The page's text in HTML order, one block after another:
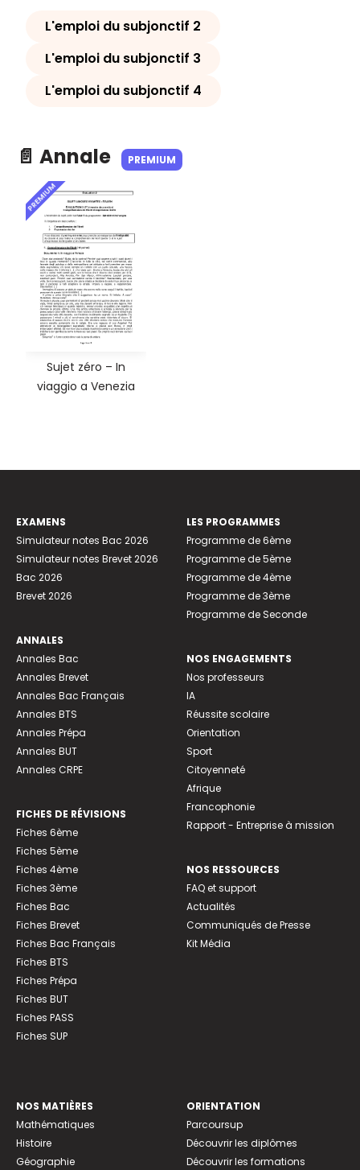
L'emploi du subjonctif 2
L'emploi du subjonctif 3
L'emploi du subjonctif 4
📄 Annale PREMIUM
PREMIUM
Sujet zéro – In
viaggio a Venezia
EXAMENS
Simulateur notes Bac 2026
Simulateur notes Brevet 2026
Bac 2026
Brevet 2026
ANNALES
Annales Bac
Annales Brevet
Annales Bac Français
Annales BTS
Annales Prépa
Annales BUT
Annales CRPE
FICHES DE RÉVISIONS
Fiches 6ème
Fiches 5ème
Fiches 4ème
Fiches 3ème
Fiches Bac
Fiches Brevet
Fiches Bac Français
Fiches BTS
Fiches Prépa
Fiches BUT
Fiches PASS
Fiches SUP
LES PROGRAMMES
Programme de 6ème
Programme de 5ème
Programme de 4ème
Programme de 3ème
Programme de Seconde
NOS ENGAGEMENTS
Nos professeurs
IA
Réussite scolaire
Orientation
Sport
Citoyenneté
Afrique
Francophonie
Rapport - Entreprise à mission
NOS RESSOURCES
FAQ et support
Actualités
Communiqués de Presse
Kit Média
NOS MATIÈRES
Mathématiques
Histoire
Géographie
ORIENTATION
Parcoursup
Découvrir les diplômes
Découvrir les formations